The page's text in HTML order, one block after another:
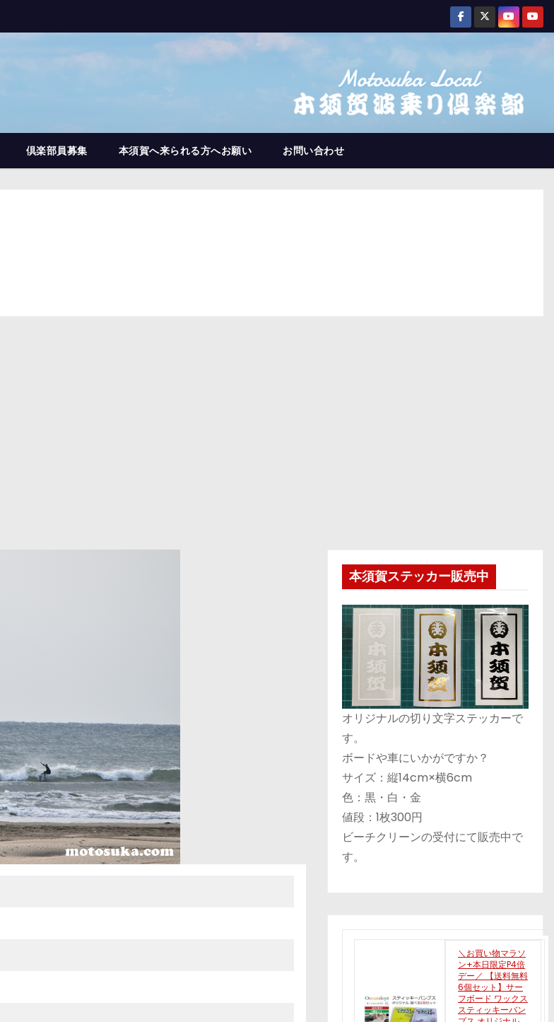
倶楽部員募集 本須賀へ来られる方へお願い お問い合わせ
本須賀ステッカー販売中
オリジナルの切り文字ステッカーで
す。
ボードや車にいかがですか？
サイズ：縦14cm×横6cm
色：黒・白・金
値段：1枚300円
ビーチクリーンの受付にて販売中で
す。
＼お買い物マラソ
ン+本日限定P4倍
デー／ 【送料無料
6個セット】サー
フボード ワックス
スティッキーバン